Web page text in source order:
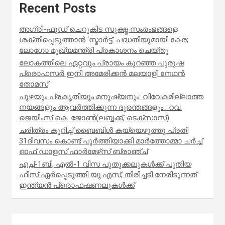
Recent Posts
അഗ്രി-ഫുഡ് ചെറുകിട സൂക്ഷ്മ സംരംഭങ്ങളെ
ശക്തിപ്പെടുത്താന്‍ ‘സ്മാര്‍ട്ട്’ പദ്ധതിയുമായി കേര;
ലോഗോ മുഖ്യമന്ത്രി പ്രകാശനം ചെയ്തു
ലോകത്തിലെ ഏറ്റവും പ്രായം കുറഞ്ഞ പുരുഷ
പ്രൊഫസർ ഇനി അമേരിക്കൻ മലയാളി നേഥൻ
തോമസ്
പുഴയും പ്രകൃതിയും മനുഷ്യനും: വിവേകമില്ലാത്ത
നയങ്ങളും ആവർത്തിക്കുന്ന ദുരന്തങ്ങളും : റവ.
ജെയിംസ് കെ. ജോൺ(ലബ്ബക്ക്, ടെക്സാസ്)
ചരിത്രം കുറിച്ച് ബൈബിൾ കയ്യെഴുത്തു പ്രതി
31ദിവസം കൊണ്ട് പൂർത്തിയാക്കി മാർത്തോമ്മാ ചർച്ച്
ഓഫ് ഡാളസ് ഫാർമേഴ്‌സ് ബ്രാഞ്ച്
എച്ച്-1ബി, എൽ-1 വിസ പുതുക്കലുകൾക്ക് പുതിയ
ഫീസ് ഏർപ്പെടുത്തി യു.എസ്; തിരിച്ചടി നേരിടുന്നത്
ഇന്ത്യൻ പ്രൊഫഷണലുകൾക്ക്